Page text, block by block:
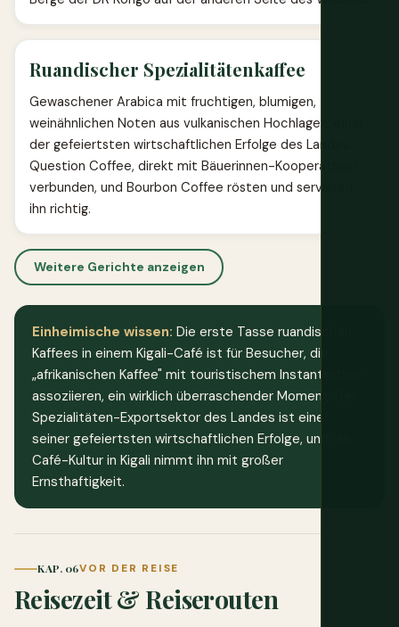
Ruandischer Spezialitätenkaffee
Gewaschener Arabica mit fruchtigen, blumigen,
weinähnlichen Noten aus vulkanischen Hochlagen, einer
der gefeiertsten wirtschaftlichen Erfolge des Landes.
Question Coffee, direkt mit Bäuerinnen-Kooperativen
verbunden, und Bourbon Coffee rösten und servieren
ihn richtig.
Weitere Gerichte anzeigen
Einheimische wissen: Die erste Tasse ruandischen
Kaffees in einem Kigali-Café ist für Besucher, die
„afrikanischen Kaffee" mit touristischem Instantkaffee
assoziieren, ein wirklich überraschender Moment. Der
Spezialitäten-Exportsektor des Landes ist einer
seiner gefeiertsten wirtschaftlichen Erfolge, und die
Café-Kultur in Kigali nimmt ihn mit großer
Ernsthaftigkeit.
KAP. 06VOR DER REISE
Reisezeit & Reiserouten